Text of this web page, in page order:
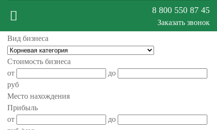
Меню
сайта
8 800 550 87 45
Заказать звонок
Вид бизнеса
Стоимость бизнеса
от
до
руб
Место нахождения
Прибыль
от
до